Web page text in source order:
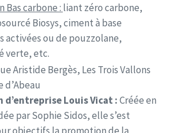
Bas carbone : liant zéro carbone,
Biosys, ciment à base
activées ou de pouzzolane,
verte, etc.
Aristide Bergès, Les Trois Vallons
d’Abeau
d’entreprise Louis Vicat :Créée en
par Sophie Sidos, elle s’est
objectifs la promotion de la